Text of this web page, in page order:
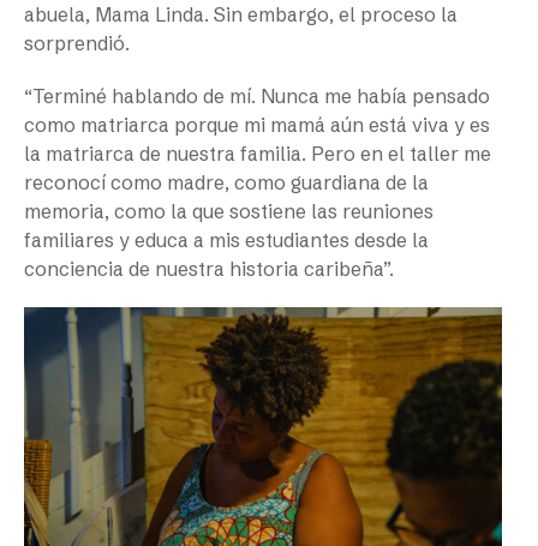
abuela, Mama Linda. Sin embargo, el proceso la
sorprendió.
“Terminé hablando de mí. Nunca me había pensado
como matriarca porque mi mamá aún está viva y es
la matriarca de nuestra familia. Pero en el taller me
reconocí como madre, como guardiana de la
memoria, como la que sostiene las reuniones
familiares y educa a mis estudiantes desde la
conciencia de nuestra historia caribeña”.